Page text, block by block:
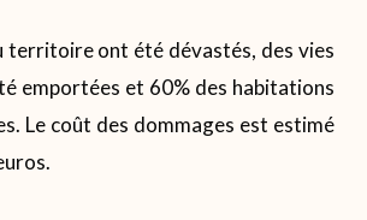
territoire ont été dévastés, des vies
emportées et 60% des habitations
Le coût des dommages est estimé